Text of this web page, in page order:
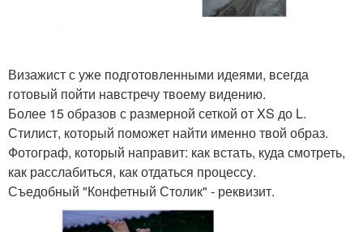
Визажист с уже подготовленными идеями, всегда
готовый пойти навстречу твоему видению.
Более 15 образов с размерной сеткой от XS до L.
Стилист, который поможет найти именно твой образ.
Фотограф, который направит: как встать, куда смотреть,
как расслабиться, как отдаться процессу.
Съедобный "Конфетный Столик" - реквизит.